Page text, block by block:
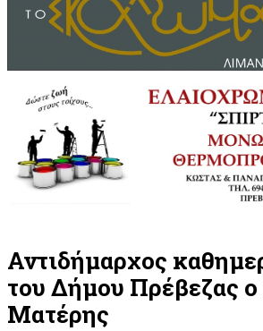
Αντιδήμαρχος
του Δήμου Πρέβεζας
Ματέρης